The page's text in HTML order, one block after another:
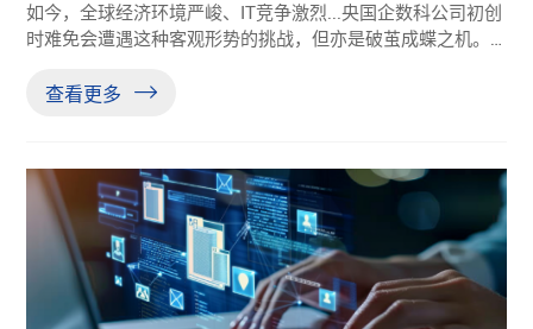
如今，全球经济环境严峻、IT竞争激烈...央国企数科公司初创
时难免会遭遇这种客观形势的挑战，但亦是破茧成蝶之机。
亡之道。央国企成立数科公司底层原因是对数字时代发展趋
查看更多